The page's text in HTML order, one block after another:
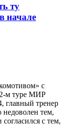
ту
начале
с
м туре МИР
главный тренер
тем,
с тем,